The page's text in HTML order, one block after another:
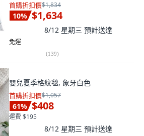
首購折扣價$1,834
10% $1,634
8/12 星期三 預計送達
免運
(139)
嬰兒夏季格紋毯, 象牙白色
首購折扣價$1,057
61% $408
運費 $195
8/12 星期三 預計送達